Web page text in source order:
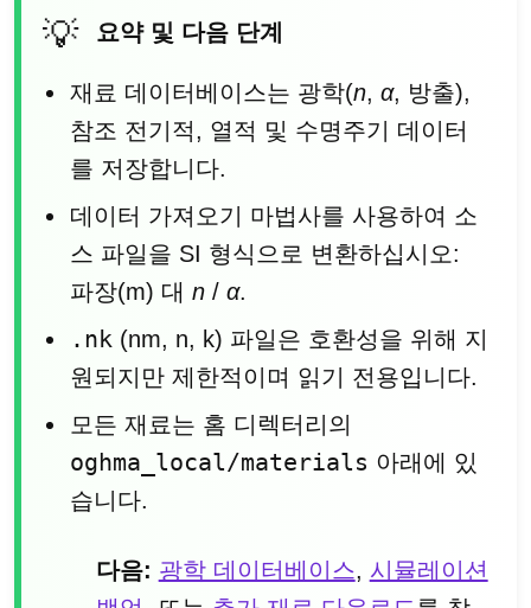
요약 및 다음 단계
재료 데이터베이스는 광학(n, α, 방출),
참조 전기적, 열적 및 수명주기 데이터
를 저장합니다.
데이터 가져오기 마법사를 사용하여 소
스 파일을 SI 형식으로 변환하십시오:
파장(m) 대 n/ α.
.nk (nm, n, k) 파일은 호환성을 위해 지
원되지만 제한적이며 읽기 전용입니다.
모든 재료는 홈 디렉터리의
oghma_local/materials 아래에 있
습니다.
다음: 광학 데이터베이스, 시뮬레이션